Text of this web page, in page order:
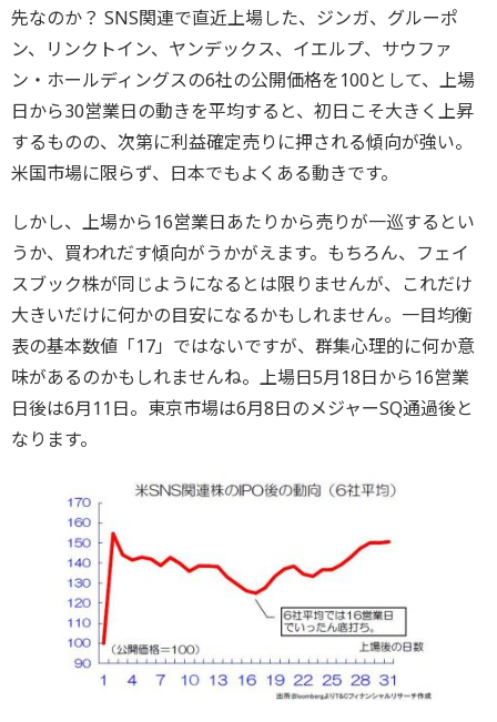
先なのか？ SNS関連で直近上場した、ジンガ、グルーポ
ン、リンクトイン、ヤンデックス、イエルプ、サウファ
ン・ホールディングスの6社の公開価格を100として、上場
日から30営業日の動きを平均すると、初日こそ大きく上昇
するものの、次第に利益確定売りに押される傾向が強い。
米国市場に限らず、日本でもよくある動きです。
しかし、上場から16営業日あたりから売りが一巡するとい
うか、買われだす傾向がうかがえます。もちろん、フェイ
スブック株が同じようになるとは限りませんが、これだけ
大きいだけに何かの目安になるかもしれません。一目均衡
表の基本数値「17」ではないですが、群集心理的に何か意
味があるのかもしれませんね。上場日5月18日から16営業
日後は6月11日。東京市場は6月8日のメジャーSQ通過後と
なります。